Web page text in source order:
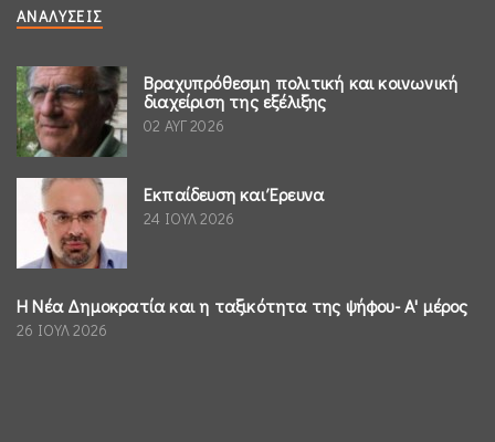
ΑΝΑΛΎΣΕΙΣ
Βραχυπρόθεσμη πολιτική και κοινωνική
διαχείριση της εξέλιξης
02 ΑΥΓ 2026
Εκπαίδευση και Έρευνα
24 ΙΟΥΛ 2026
Η Νέα Δημοκρατία και η ταξικότητα της ψήφου- Α' μέρος
26 ΙΟΥΛ 2026